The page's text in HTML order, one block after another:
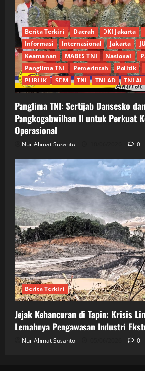
Berita Terkini Daerah DKI Jakarta
Informasi
Internasional Jakarta
Keamanan
MABES TNI Nasional
Panglima TNI
Pemerintah Politik
PUBLIK
SDM TNI TNI AD TNI AL
Panglima TNI: Sertijab Dansesko dan
Pangkogabwilhan II untuk Perkuat
Operasional
Nur Ahmat Susanto 0
Berita Terkini
Jejak Kehancuran di Tapin: Krisis
Lemahnya Pengawasan Industri
Nur Ahmat Susanto 0